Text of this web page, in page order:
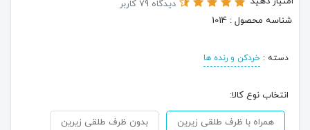
دیدگاه 79 کاربر
شناسه محصول : 1014
دسته : خردکن و رنده ها
انتخاب نوع کالا:
همراه با ظرف طلقی زیرین بدون ظرف طلقی زیرین